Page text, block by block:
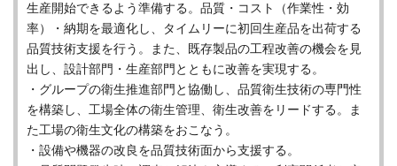
生産開始できるよう準備する。品質・コスト（作業性・効
率）・納期を最適化し、タイムリーに初回生産品を出荷する
品質技術支援を行う。また、既存製品の工程改善の機会を見
出し、設計部門・生産部門とともに改善を実現する。
・グループの衛生推進部門と協働し、品質衛生技術の専門性
を構築し、工場全体の衛生管理、衛生改善をリードする。ま
た工場の衛生文化の構築をおこなう。
・設備や機器の改良を品質技術面から支援する。